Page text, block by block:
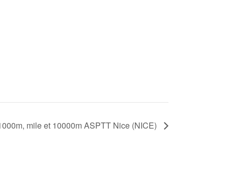
mile et 10000m ASPTT Nice (NICE)